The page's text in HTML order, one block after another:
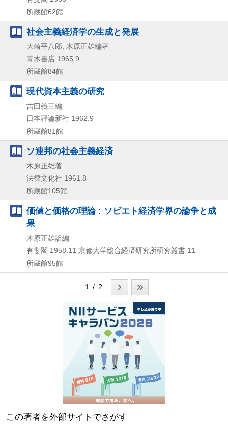
所蔵館62館
社会主義経済学の生成と発展
大崎平八郎, 木原正雄編著
青木書店 1965.9
所蔵館84館
現代資本主義の研究
吉田義三編
日本評論新社 1962.9
所蔵館81館
ソ連邦の社会主義経済
木原正雄著
法律文化社 1961.8
所蔵館105館
価値と価格の理論 : ソビエト経済学界の論争と成
果
木原正雄訳編
有斐閣 1958.11 京都大学総合経済研究所研究叢書 11
所蔵館95館
1 / 2
この著者を外部サイトでさがす